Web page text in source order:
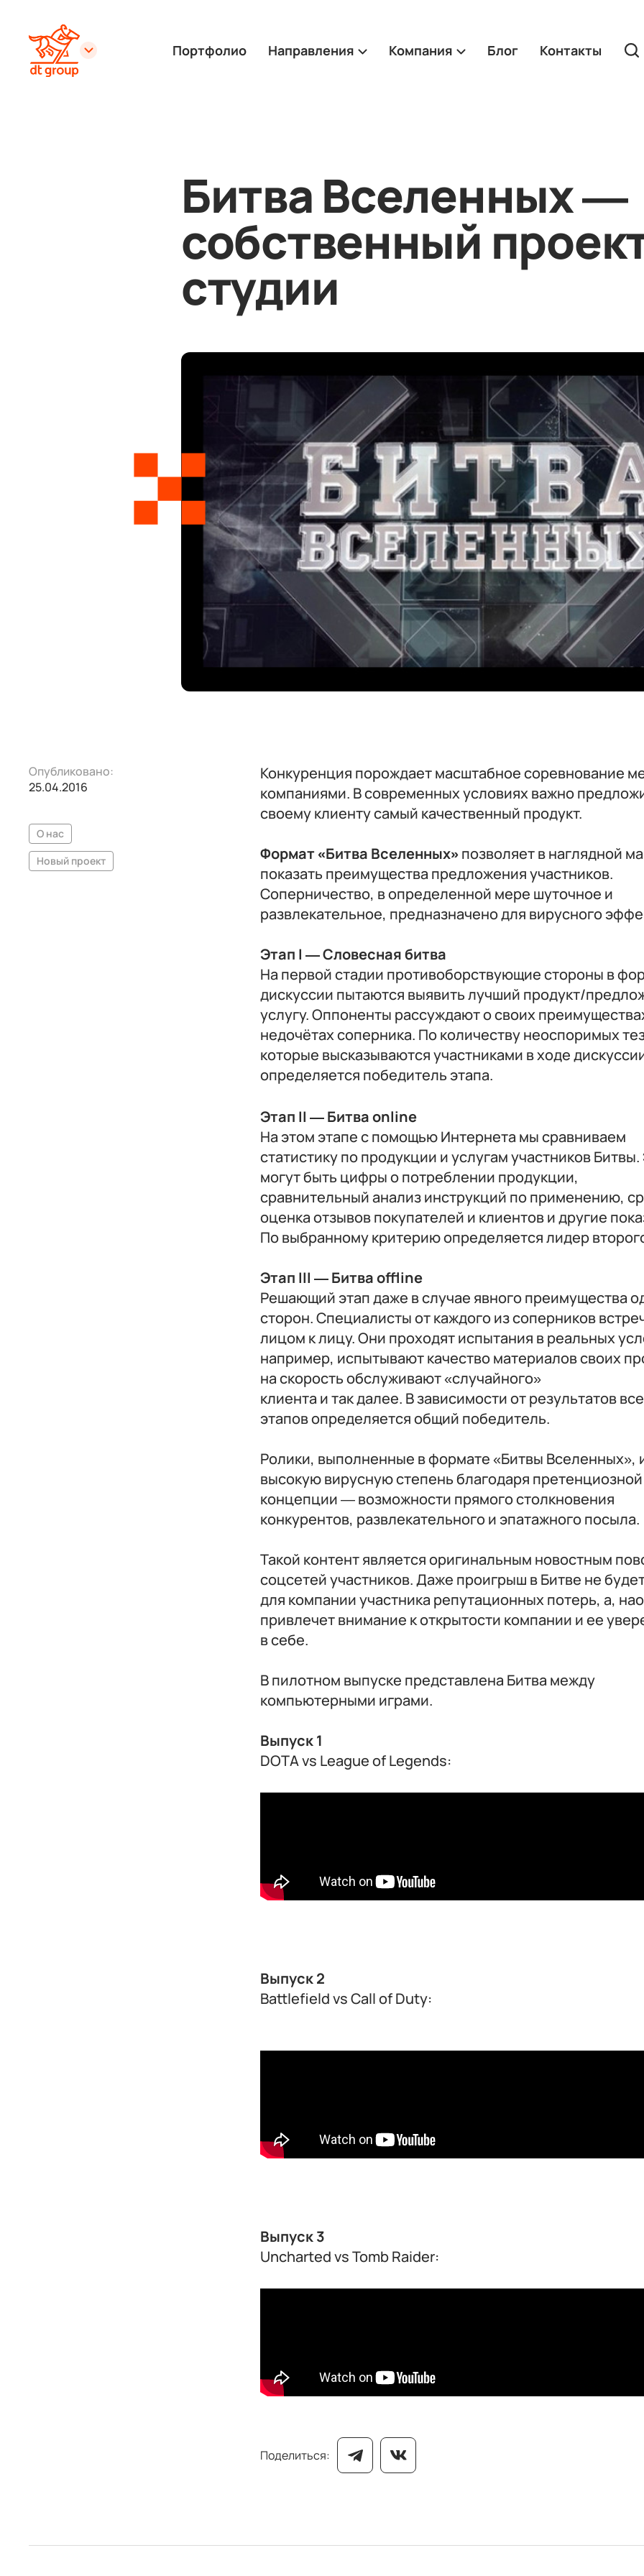
Портфолио Направления Компания Блог Контакты
Битва Вселенных —
собственный
студии
Опубликовано:
25.04.2016
О нас
Новый проект
Конкуренция порождает масштабное соревнование
компаниями. В современных условиях важно
своему клиенту самый качественный продукт.
Формат «Битва Вселенных»позволяет в наглядной
показать преимущества предложения участников.
Соперничество, в определенной мере шуточное и
развлекательное, предназначено для вирусного
Этап I — Словесная битва
На первой стадии противоборствующие стороны в
дискуссии пытаются выявить лучший продукт/
услугу. Оппоненты рассуждают о своих
недочётах соперника. По количеству неоспоримых
которые высказываются участниками в ходе
определяется победитель этапа.
Этап II — Битва online
На этом этапе с помощью Интернета мы сравниваем
статистику по продукции и услугам участников
могут быть цифры о потреблении продукции,
сравнительный анализ инструкций по применению,
оценка отзывов покупателей и клиентов и другие
По выбранному критерию определяется лидер
Этап III — Битва offline
Решающий этап даже в случае явного преимущества
сторон. Специалисты от каждого из соперников
лицом к лицу. Они проходят испытания в реальных
например, испытывают качество материалов своих
на скорость обслуживают «случайного»
клиента и так далее. В зависимости от результатов
этапов определяется общий победитель.
Ролики, выполненные в формате «Битвы Вселенных»,
высокую вирусную степень благодаря претенциозной
концепции — возможности прямого столкновения
конкурентов, развлекательного и эпатажного посыла.
Такой контент является оригинальным новостным
соцсетей участников. Даже проигрыш в Битве не
для компании участника репутационных потерь, а,
привлечет внимание к открытости компании и ее
в себе.
В пилотном выпуске представлена Битва между
компьютерными играми.
Выпуск 1
DOTA vs League of Legends:
Выпуск 2
Battlefield vs Call of Duty:
Выпуск 3
Uncharted vs Tomb Raider:
Поделиться: